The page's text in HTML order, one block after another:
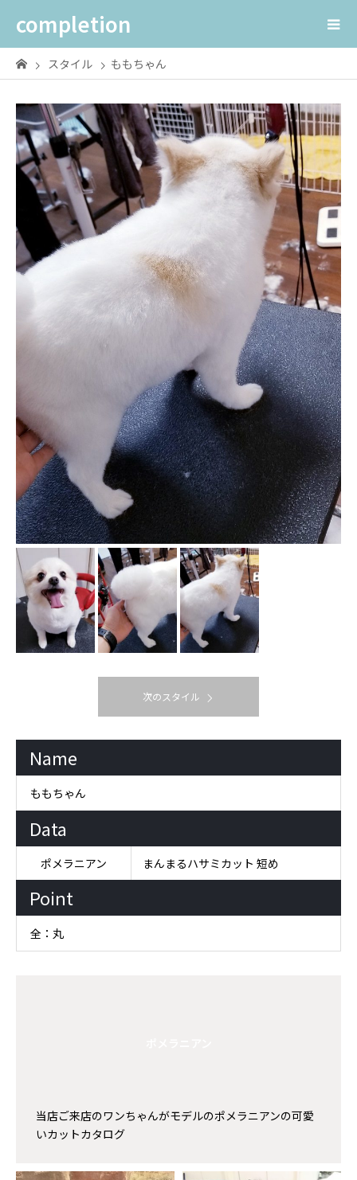
completion
スタイル ももちゃん
次のスタイル
Name
ももちゃん
Data
ポメラニアン まんまるハサミカット 短め
Point
全：丸
当店ご来店のワンちゃんがモデルのポメラニアンの可愛
いカットカタログ